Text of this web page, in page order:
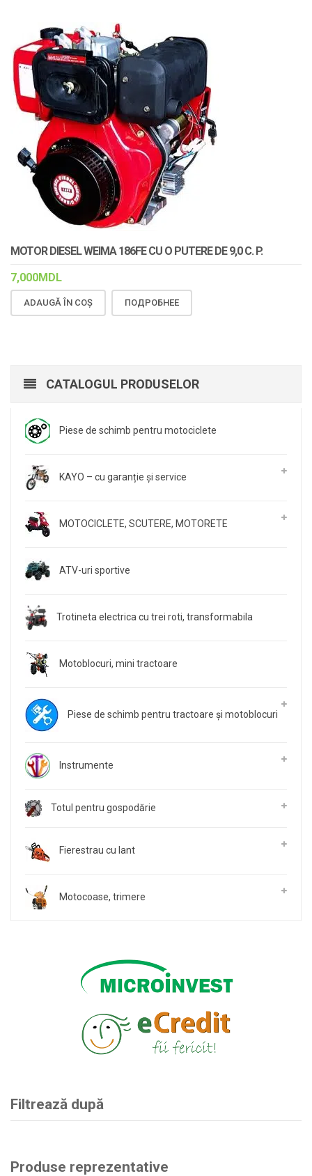
MOTOR DIESEL WEIMA 186FE CU O PUTERE DE 9,0 C. P.
7,000MDL
ADAUGĂ ÎN COȘ ПОДРОБНЕЕ
CATALOGUL PRODUSELOR
Piese de schimb pentru motociclete
KAYO – cu garanție și service
MOTOCICLETE, SCUTERE, MOTORETE
ATV-uri sportive
Trotineta electrica cu trei roti, transformabila
Motoblocuri, mini tractoare
Piese de schimb pentru tractoare și motoblocuri
Instrumente
Totul pentru gospodărie
Fierestrau cu lant
Motocoase, trimere
Filtrează după
Produse reprezentative